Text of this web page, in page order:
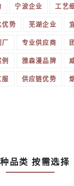
宁波企业 工艺
优势 芜湖企业
厂 专业供应商
雅森漫品牌
服 供应链优势
品类 按需选择